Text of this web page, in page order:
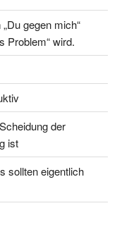
gegen mich“
Problem“ wird.
der
ist
sollten eigentlich